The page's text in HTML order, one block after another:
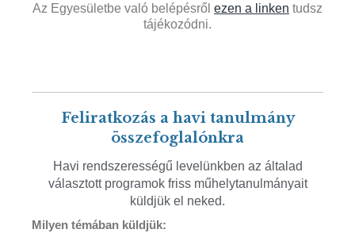
Az Egyesületbe való belépésről ezen a linken tudsz
tájékozódni.
Feliratkozás a havi tanulmány
összefoglalónkra
Havi rendszerességű levelünkben az általad
választott programok friss műhelytanulmányait
küldjük el neked.
Milyen témában küldjük: